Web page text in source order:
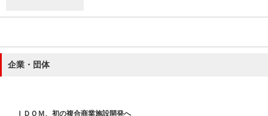
企業・団体
ＩＤＯＭ、初の複合商業施設開発へ